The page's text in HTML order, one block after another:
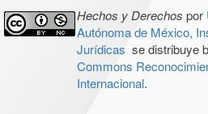
Hechos y Derechos por
Autónoma de México,
Jurídicas se distribuye
Commons
Internacional.